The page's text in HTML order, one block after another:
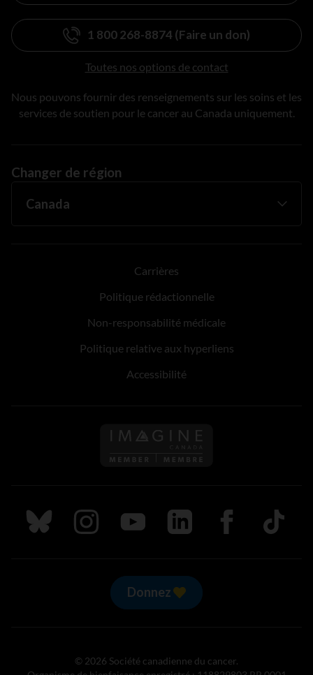
1 800 268-8874 (Faire un don)
Toutes nos options de contact
Nous pouvons fournir des renseignements sur les soins et les
services de soutien pour le cancer au Canada uniquement.
Changer de région
Carrières
Politique rédactionnelle
Non-responsabilité médicale
Politique relative aux hyperliens
Accessibilité
Suivez nous sur Bluesky
Suivez nous sur Instagram
Suivez nous sur Youtube
Suivez nous sur LinkedIn
Suivez nous sur
TikTok
Donnez
© 2026 Société canadienne du cancer.